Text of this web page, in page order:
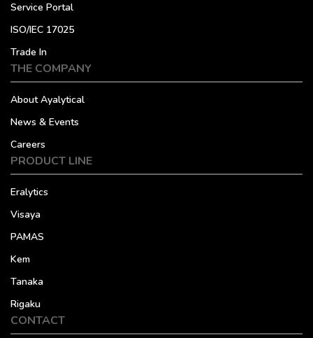
Service Portal
ISO/IEC 17025
Trade In
THE COMPANY
About Ayalytical
News & Events
Careers
PRODUCT LINE
Eralytics
Visaya
PAMAS
Kem
Tanaka
Rigaku
CONTACT